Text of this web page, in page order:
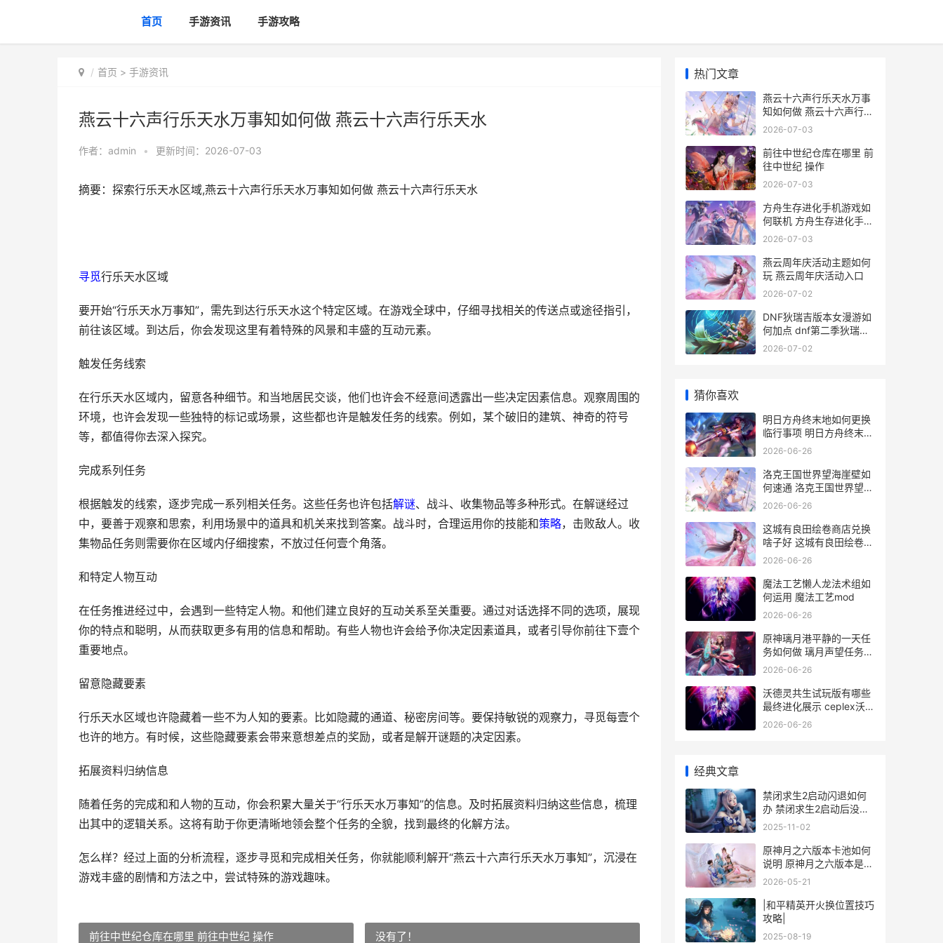
首页 手游资讯 手游攻略
首页 > 手游资讯
燕云十六声行乐天水万事知如何做 燕云十六声行乐天水
作者： admin • 更新时间：2026-07-03
摘要：探索行乐天水区域,燕云十六声行乐天水万事知如何做 燕云十六声行乐天水
寻觅行乐天水区域
要开始“行乐天水万事知”，需先到达行乐天水这个特定区域。在游戏全球中，仔细寻找相关的传送点或途径指引，
前往该区域。到达后，你会发现这里有着特殊的风景和丰盛的互动元素。
触发任务线索
在行乐天水区域内，留意各种细节。和当地居民交谈，他们也许会不经意间透露出一些决定因素信息。观察周围的
环境，也许会发现一些独特的标记或场景，这些都也许是触发任务的线索。例如，某个破旧的建筑、神奇的符号
等，都值得你去深入探究。
完成系列任务
根据触发的线索，逐步完成一系列相关任务。这些任务也许包括解谜、战斗、收集物品等多种形式。在解谜经过
中，要善于观察和思索，利用场景中的道具和机关来找到答案。战斗时，合理运用你的技能和策略，击败敌人。收
集物品任务则需要你在区域内仔细搜索，不放过任何壹个角落。
和特定人物互动
在任务推进经过中，会遇到一些特定人物。和他们建立良好的互动关系至关重要。通过对话选择不同的选项，展现
你的特点和聪明，从而获取更多有用的信息和帮助。有些人物也许会给予你决定因素道具，或者引导你前往下壹个
重要地点。
留意隐藏要素
行乐天水区域也许隐藏着一些不为人知的要素。比如隐藏的通道、秘密房间等。要保持敏锐的观察力，寻觅每壹个
也许的地方。有时候，这些隐藏要素会带来意想差点的奖励，或者是解开谜题的决定因素。
拓展资料归纳信息
随着任务的完成和和人物的互动，你会积累大量关于“行乐天水万事知”的信息。及时拓展资料归纳这些信息，梳理
出其中的逻辑关系。这将有助于你更清晰地领会整个任务的全貌，找到最终的化解方法。
怎么样？经过上面的分析流程，逐步寻觅和完成相关任务，你就能顺利解开“燕云十六声行乐天水万事知”，沉浸在
游戏丰盛的剧情和方法之中，尝试特殊的游戏趣味。
前往中世纪仓库在哪里 前往中世纪 操作 没有了！
热门文章
燕云十六声行乐天水万事
知如何做 燕云十六声行乐
天水
2026-07-03
前往中世纪仓库在哪里 前
往中世纪 操作
2026-07-03
方舟生存进化手机游戏如
何联机 方舟生存进化手机
版下载
2026-07-03
燕云周年庆活动主题如何
玩 燕云周年庆活动入口
2026-07-02
DNF狄瑞吉版本女漫游如
何加点 dnf第二季狄瑞吉
加点
2026-07-02
猜你喜欢
明日方舟终末地如何更换
临行事项 明日方舟终末地
官服官网入口
2026-06-26
洛克王国世界望海崖壁如
何速通 洛克王国世界望风
半岛
2026-06-26
这城有良田绘卷商店兑换
啥子好 这城有良田绘卷回
收
2026-06-26
魔法工艺懒人龙法术组如
何运用 魔法工艺mod
2026-06-26
原神璃月港平静的一天任
务如何做 璃月声望任务璃
月港平静的一天
2026-06-26
沃德灵共生试玩版有哪些
最终进化展示 ceplex沃德
的材料
2026-06-26
经典文章
禁闭求生2启动闪退如何
办 禁闭求生2启动后没反
应
2025-11-02
原神月之六版本卡池如何
说明 原神月之六版本是什
么时候
2026-05-21
|和平精英开火换位置技巧
攻略|
2025-08-19